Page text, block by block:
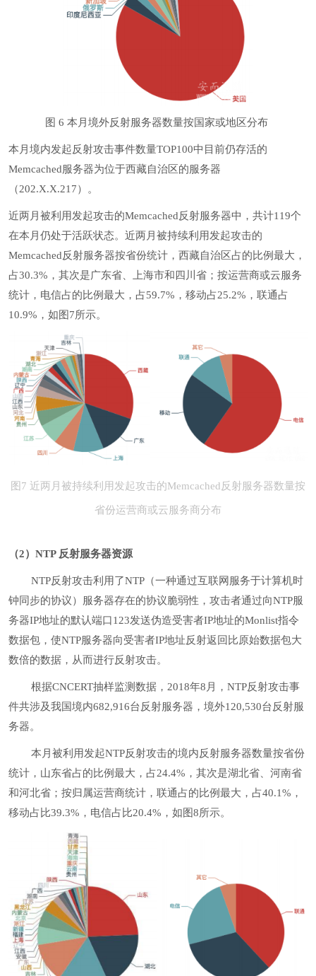
图 6 本月境外反射服务器数量按国家或地区分布
本月境内发起反射攻击事件数量TOP100中目前仍存活的
Memcached服务器为位于西藏自治区的服务器
（202.X.X.217）。
近两月被利用发起攻击的Memcached反射服务器中，共计119个
在本月仍处于活跃状态。近两月被持续利用发起攻击的
Memcached反射服务器按省份统计，西藏自治区占的比例最大，
占30.3%，其次是广东省、上海市和四川省；按运营商或云服务
统计，电信占的比例最大，占59.7%，移动占25.2%，联通占
10.9%，如图7所示。
图7 近两月被持续利用发起攻击的Memcached反射服务器数量按
省份运营商或云服务商分布
（2）NTP 反射服务器资源
NTP反射攻击利用了NTP（一种通过互联网服务于计算机时
钟同步的协议）服务器存在的协议脆弱性，攻击者通过向NTP服
务器IP地址的默认端口123发送伪造受害者IP地址的Monlist指令
数据包，使NTP服务器向受害者IP地址反射返回比原始数据包大
数倍的数据，从而进行反射攻击。
根据CNCERT抽样监测数据，2018年8月，NTP反射攻击事
件共涉及我国境内682,916台反射服务器，境外120,530台反射服
务器。
本月被利用发起NTP反射攻击的境内反射服务器数量按省份
统计，山东省占的比例最大，占24.4%，其次是湖北省、河南省
和河北省；按归属运营商统计，联通占的比例最大，占40.1%，
移动占比39.3%，电信占比20.4%，如图8所示。